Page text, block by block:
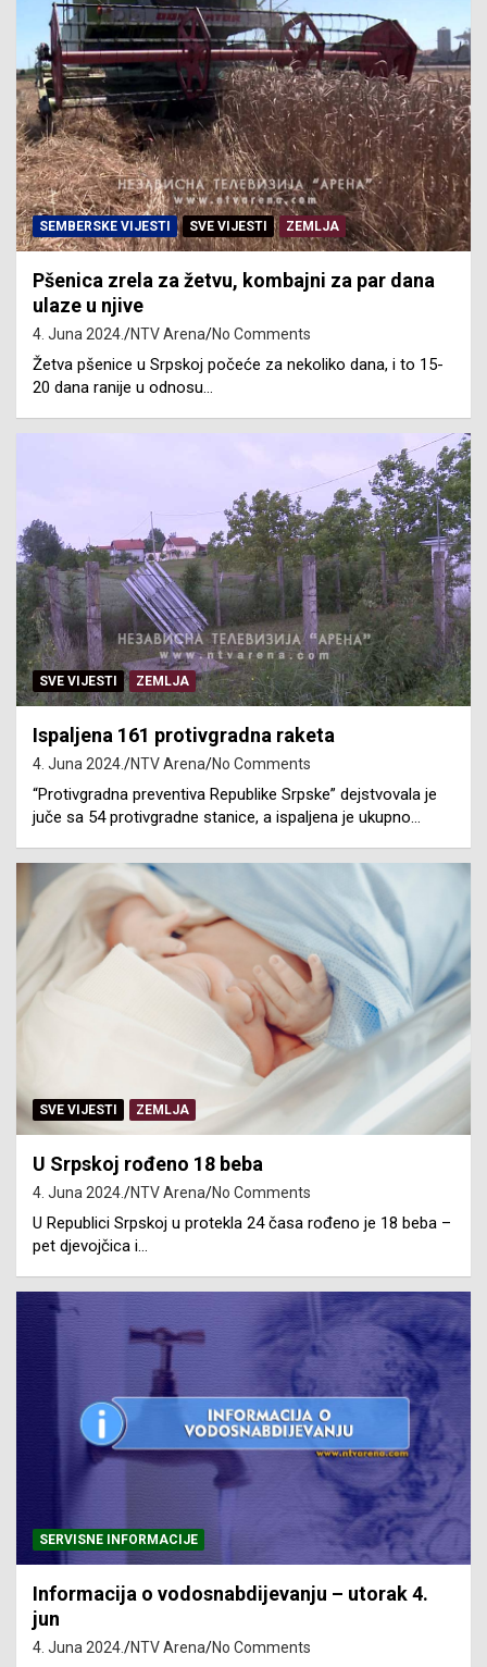
SEMBERSKE VIJESTI SVE VIJESTI ZEMLJA
Pšenica zrela za žetvu, kombajni za par dana
ulaze u njive
4. Juna 2024. NTV Arena No Comments
Žetva pšenice u Srpskoj počeće za nekoliko dana, i to 15-
20 dana ranije u odnosu…
SVE VIJESTI ZEMLJA
Ispaljena 161 protivgradna raketa
4. Juna 2024. NTV Arena No Comments
“Protivgradna preventiva Republike Srpske” dejstvovala je
juče sa 54 protivgradne stanice, a ispaljena je ukupno…
SVE VIJESTI ZEMLJA
U Srpskoj rođeno 18 beba
4. Juna 2024. NTV Arena No Comments
U Republici Srpskoj u protekla 24 časa rođeno je 18 beba –
pet djevojčica i…
SERVISNE INFORMACIJE
Informacija o vodosnabdijevanju – utorak 4.
jun
4. Juna 2024. NTV Arena No Comments